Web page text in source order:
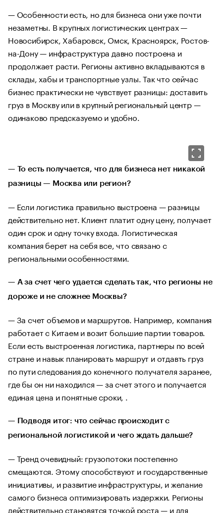
— Особенности есть, но для бизнеса они уже почти
незаметны. В крупных логистических центрах —
Новосибирск, Хабаровск, Омск, Красноярск, Ростов-
на-Дону — инфраструктура давно построена и
продолжает расти. Регионы активно вкладываются в
склады, хабы и транспортные узлы. Так что сейчас
бизнес практически не чувствует разницы: доставить
груз в Москву или в крупный региональный центр —
одинаково предсказуемо и удобно.
— То есть получается, что для бизнеса нет никакой
разницы — Москва или регион?
— Если логистика правильно выстроена — разницы
действительно нет. Клиент платит одну цену, получает
один срок и одну точку входа. Логистическая
компания берет на себя все, что связано с
региональными особенностями.
— А за счет чего удается сделать так, что регионы не
дороже и не сложнее Москвы?
— За счет объемов и маршрутов. Например, компания
работает с Китаем и возит большие партии товаров.
Если есть выстроенная логистика, партнеры по всей
стране и навык планировать маршрут и отдавть груз
по пути следования до конечного получателя заранее,
где бы он ни находился — за счет этого и получается
единая цена и понятные сроки, .
— Подводя итог: что сейчас происходит с
региональной логистикой и чего ждать дальше?
— Тренд очевидный: грузопотоки постепенно
смещаются. Этому способствуют и государственные
инициативы, и развитие инфраструктуры, и желание
самого бизнеса оптимизировать издержки. Регионы
действительно становятся точкой роста — и для